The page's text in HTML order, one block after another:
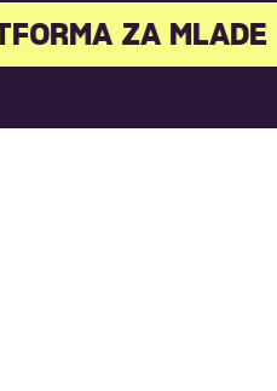
ZA MLADE